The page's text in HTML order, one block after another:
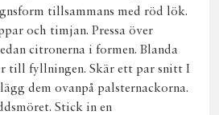
tillsammans med röd lök.
och timjan. Pressa över
citronerna i formen. Blanda
till fyllningen. Skär ett par snitt I
dem ovanpå palsternackorna.
Stick in en